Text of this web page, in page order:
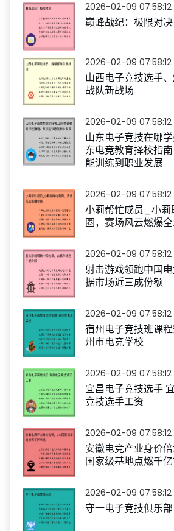
2026-02-09 07:58:12
巅峰战纪：极限对决
2026-02-09 07:58:12
山西电子竞技选手
战队新战场
2026-02-09 07:58:12
山东电子竞技在哪
东电竞教育择校指
能训练到职业发展
2026-02-09 07:58:12
小莉帮忙成员_小莉
圈，赛场风云燃爆
2026-02-09 07:58:12
射击游戏领跑中国
据市场近三成份额
2026-02-09 07:58:12
宿州电子竞技班课
州市电竞学校
2026-02-09 07:58:12
宜昌电子竞技选手
竞技选手工资
2026-02-09 07:58:12
安徽电竞产业身价
国家级基地点燃千
2026-02-09 07:58:12
守一电子竞技俱乐部